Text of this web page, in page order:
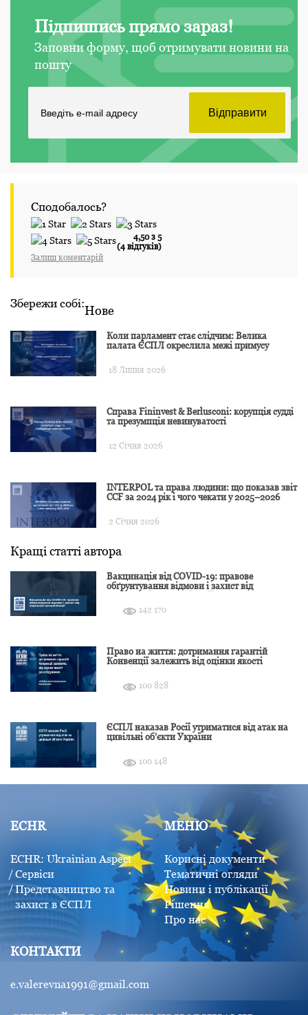
Підпишись прямо зараз!
Заповни форму, щоб отримувати новини на
пошту
Сподобалось?
4,50 з 5
(4 відгуків)
Залиш коментарій
Збережи собі:Нове
Коли парламент стає слідчим: Велика
палата ЄСПЛ окреслила межі примусу
18 Липня 2026
Справа Fininvest & Berlusconi: корупція судді
та презумпція невинуватості
12 Січня 2026
INTERPOL та права людини: що показав звіт
CCF за 2024 рік і чого чекати у 2025–2026
2 Січня 2026
Кращі статті автора
Вакцинація від COVID-19: правове
обґрунтування відмови і захист від
142 170
Право на життя: дотримання гарантій
Конвенції залежить від оцінки якості
100 828
ЄСПЛ наказав Росії утриматися від атак на
цивільні об’єкти України
100 148
ECHR
ECHR: Ukrainian Aspect
Сервіси
Представництво та
захист в ЄСПЛ
МЕНЮ
Корисні документи
Тематичні огляди
Новини і публікації
Рішення
Про нас
КОНТАКТИ
e.valerevna1991@gmail.com